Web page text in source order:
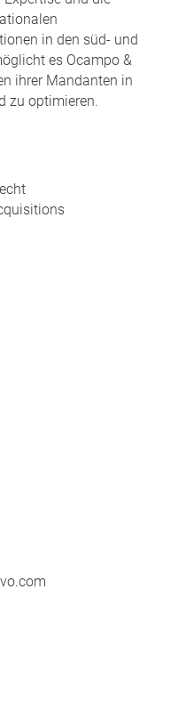
in den süd- und
es Ocampo &
ihrer Mandanten in
zu optimieren.